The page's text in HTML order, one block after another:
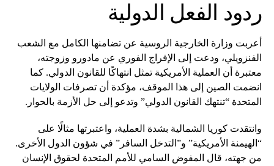
ردود الفعل الدولية
أعربت وزارة الخارجية الروسية عن تضامنها الكامل مع الشعب
الفنزويلي، ودعت إلى الإفراج الفوري عن مادورو وزوجته،
معتبرة أن العملية الأمريكية تمثل انتهاكًا للقانون الدولي. كما
انضمت الصين إلى هذا الموقف، مؤكدة أن تصرفات الولايات
المتحدة “تنتهك القانون الدولي” وتدعو إلى حل الأزمة بالحوار.
وانتقدت كوريا الشمالية بشدة العملية، واعتبرتها مثالًا على
“الهيمنة الأمريكية” و”التدخل السافر” في شؤون الدول الأخرى.
من جهته، قال المفوض السامي للأمم المتحدة لحقوق الإنسان